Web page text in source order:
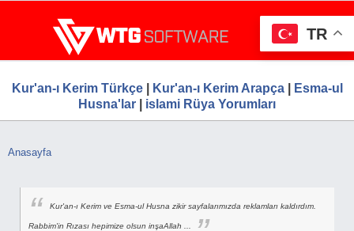
içeriğe
atla
WTG Software.Com, Web Tasarım, Google
Hizmetleri, Ücretsiz Firma Rehberi
Ücretsiz Firma Rehberi, Web Tasarım, Ücretsiz Firma Ekle
Kur'an-ı Kerim Türkçe| Kur'an-ı Kerim Arapça|
Esma-ul
Husna'lar
islami Rüya Yorumları
Buradasınız
Anasayfa
Kur'an-ı Kerim ve Esma-ul Husna zikir sayfalarımızda reklamları kaldırdım.
Rabbim'in Rızası hepimize olsun inşaAllah ...
TR